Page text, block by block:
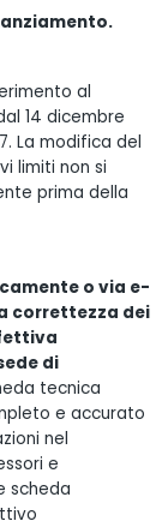
al
14 dicembre
La modifica del
limiti non si
prima della
o via e-
correttezza dei
di
tecnica
e accurato
nel
e
scheda